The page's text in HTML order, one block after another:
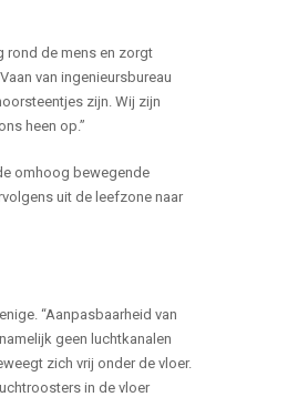
rond de mens en zorgt
van ingenieursbureau
zijn. Wij zijn
heen op.”
omhoog bewegende
uit de leefzone naar
“Aanpasbaarheid van
geen luchtkanalen
zich vrij onder de vloer.
in de vloer